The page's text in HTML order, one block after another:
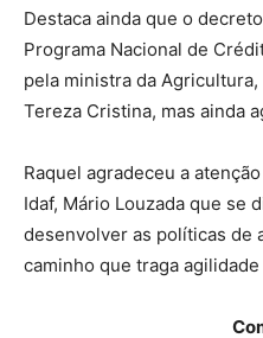
Destaca ainda que o
Programa Nacional de
pela ministra da
Tereza Cristina, mas ainda
Raquel agradeceu a
Idaf, Mário Louzada que se
desenvolver as políticas de
caminho que traga